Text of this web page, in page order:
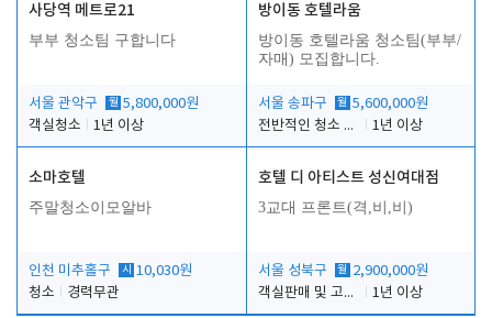
사당역 메트로21
부부 청소팀 구합니다
서울 관악구 월 5,800,000원
객실청소
1년 이상
방이동 호텔라움
방이동 호텔라움 청소팀(부부/
자매) 모집합니다.
서울 송파구 월 5,600,000원
전반적인 청소 업무(객실청소.객실정리)
1년 이상
소마호텔
주말청소이모알바
인천 미추홀구 시 10,030원
청소
경력무관
호텔 디 아티스트 성신여대점
3교대 프론트(격,비,비)
서울 성북구 월 2,900,000원
객실판매 및 고객응대
1년 이상